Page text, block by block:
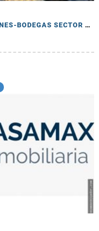
OFICINAS- SHOWROOM-GALPONES-BODEGAS SECTOR ELOY ALFARO